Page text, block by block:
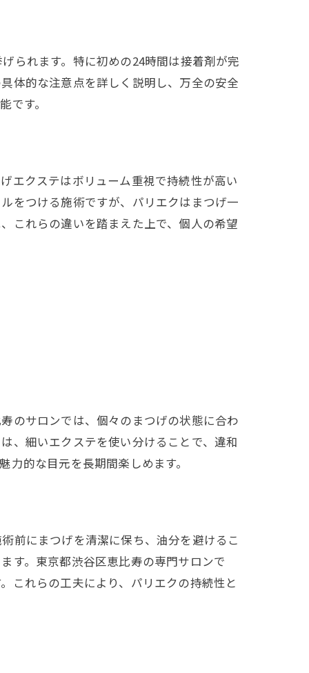
られます。特に初めの24時間は接着剤が完
体的な注意点を詳しく説明し、万全の安全
です。
エクステはボリューム重視で持続性が高い
をつける施術ですが、パリエクはまつげ一
これらの違いを踏まえた上で、個人の希望
のサロンでは、個々のまつげの状態に合わ
、細いエクステを使い分けることで、違和
的な目元を長期間楽しめます。
前にまつげを清潔に保ち、油分を避けるこ
す。東京都渋谷区恵比寿の専門サロンで
これらの工夫により、パリエクの持続性と